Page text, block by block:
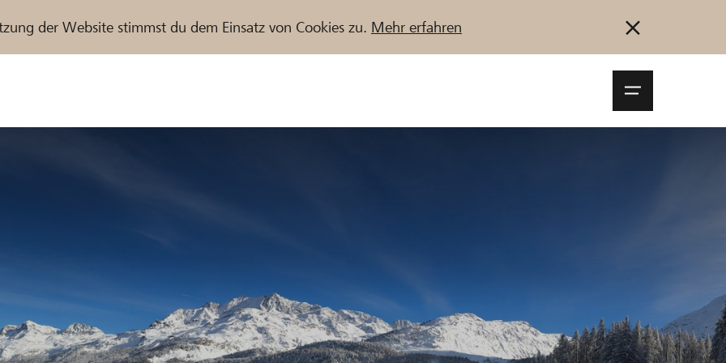
der Website stimmst du dem Einsatz von Cookies zu. Mehr erfahren